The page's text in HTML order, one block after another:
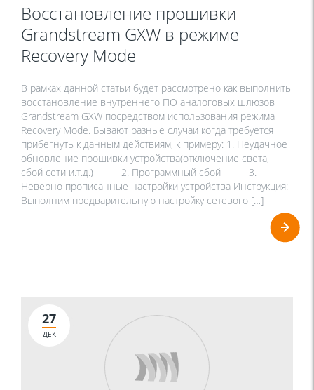
Восстановление прошивки
Grandstream GXW в режиме
Recovery Mode
В рамках данной статьи будет рассмотрено как выполнить
восстановление внутреннего ПО аналоговых шлюзов
Grandstream GXW посредством использования режима
Recovery Mode. Бывают разные случаи когда требуется
прибегнуть к данным действиям, к примеру: 1. Неудачное
обновление прошивки устройства(отключение света,
сбой сети и.т.д.) 2. Программный сбой 3.
Неверно прописанные настройки устройства Инструкция:
Выполним предварительную настройку сетевого […]
27
ДЕК